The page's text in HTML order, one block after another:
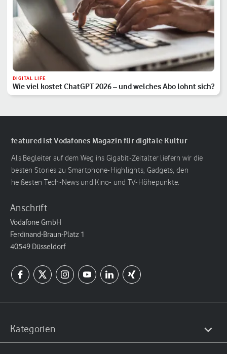
DIGITAL LIFE
Wie viel kostet ChatGPT 2026 – und welches Abo lohnt sich?
featured ist Vodafones Magazin für digitale Kultur
Als Begleiter auf dem Weg ins Gigabit-Zeitalter liefern wir die
besten Stories zu Smartphone-Highlights, Gadgets, den
heißesten Tech-News und Kino- und TV-Höhepunkte.
Anschrift
Vodafone GmbH
Ferdinand-Braun-Platz 1
40549 Düsseldorf
Kategorien